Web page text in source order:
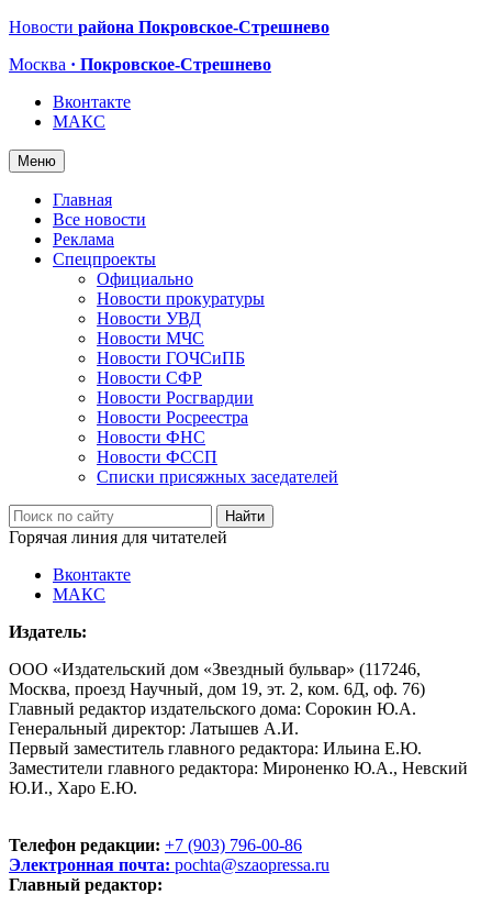
Новости района Покровское-Стрешнево
Москва · Покровское-Стрешнево
Вконтакте
МАКС
Меню
Главная
Все новости
Реклама
Спецпроекты
Официально
Новости прокуратуры
Новости УВД
Новости МЧС
Новости ГОЧСиПБ
Новости СФР
Новости Росгвардии
Новости Росреестра
Новости ФНС
Новости ФССП
Списки присяжных заседателей
Горячая линия для читателей
Вконтакте
МАКС
Издатель:
ООО «Издательский дом «Звездный бульвар» (117246,
Москва, проезд Научный, дом 19, эт. 2, ком. 6Д, оф. 76)
Главный редактор издательского дома: Сорокин Ю.А.
Генеральный директор: Латышев А.И.
Первый заместитель главного редактора: Ильина Е.Ю.
Заместители главного редактора: Мироненко Ю.А., Невский
Ю.И., Харо Е.Ю.
Телефон редакции: +7 (903) 796-00-86
Электронная почта: pochta@szaopressa.ru
Главный редактор: